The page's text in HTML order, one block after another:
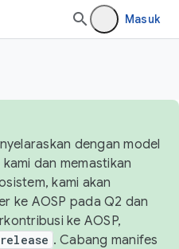
Masuk
dengan model
dan memastikan
kami akan
ke AOSP pada Q2 dan
ke AOSP,
. Cabang manifes